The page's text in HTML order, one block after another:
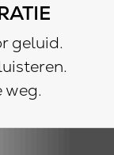
geluid.
weg.